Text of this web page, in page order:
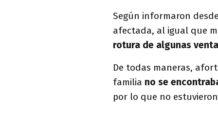
Según informaron desde
afectada, al igual que
rotura de algunas
De todas maneras,
familia no se
por lo que no